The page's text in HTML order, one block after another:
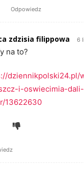
Odpowiedz
zdzisia filippowa 6
na to?
dziennikpolski24.pl/
i-oswiecimia-
13622630